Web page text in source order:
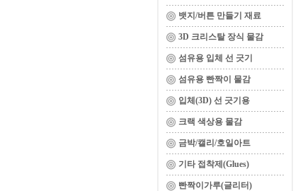
뱃지/버튼 만들기 재료
3D 크리스탈 장식 물감
섬유용 입체 선 긋기
섬유용 빤짝이 물감
입체(3D) 선 긋기용
크랙 색상용 물감
금박/캘리/호일아트
기타 접착제(Glues)
빤짝이가루(글리터)